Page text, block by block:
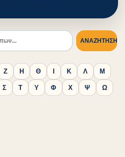
ΑΝΑΖΉΤΗΣΗ
Ζ Η Θ Κ Λ Μ
Σ Τ Υ Φ Χ Ψ Ω